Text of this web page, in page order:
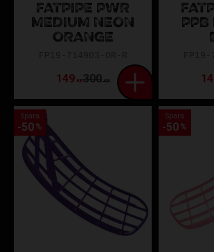
FATPIPE PWR
MEDIUM NEON
ORANGE
149KR300KR
PPB
Spara
50 %
Spara
50 %